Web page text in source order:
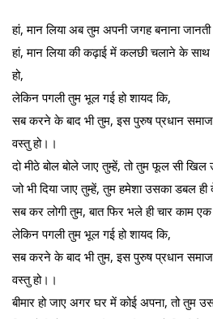
हां, मान लिया अब तुम अपनी जगह बनाना जानती
हां, मान लिया की कढ़ाई में कलछी चलाने के
हो,
लेकिन पगली तुम भूल गई हो शायद कि,
सब करने के बाद भी तुम, इस पुरुष प्रधान
वस्तु हो।।
दो मीठे बोल बोले जाए तुम्हें, तो तुम फूल सी खिल
जो भी दिया जाए तुम्हें, तुम हमेशा उसका डबल ही
सब कर लोगी तुम, बात फिर भले ही चार काम
लेकिन पगली तुम भूल गई हो शायद कि,
सब करने के बाद भी तुम, इस पुरुष प्रधान
वस्तु हो।।
बीमार हो जाए अगर घर में कोई अपना, तो तुम